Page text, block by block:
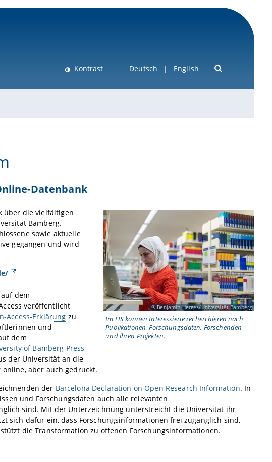
Kontrast Deutsch English
Datenbank
Benjamin Herges/Universität Bamberg
Im FIS können Interessierte recherchieren nach
Publikationen, Forschungsdaten, Forschenden
und ihren Projekten.
über die vielfältigen
Bamberg.
sowie aktuelle
gegangen und wird
dem
veröffentlicht
Access-Erklärung zu
und
dem
of Bamberg Press
der Universität an die
aber auch gedruckt.
der Barcelona Declaration on Open Research Information. In
und Forschungsdaten auch alle relevanten
sind. Mit der Unterzeichnung unterstreicht die Universität ihr
sich dafür ein, dass Forschungsinformationen frei zugänglich sind,
die Transformation zu offenen Forschungsinformationen.